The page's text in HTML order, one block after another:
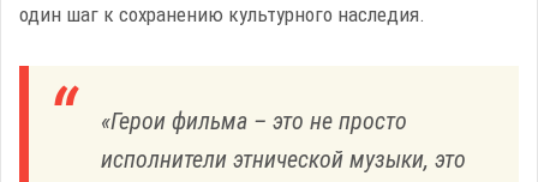
один шаг к сохранению культурного наследия.
«Герои фильма – это не просто
исполнители этнической музыки, это